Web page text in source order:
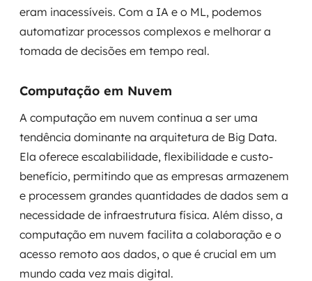
eram inacessíveis. Com a IA e o ML, podemos
automatizar processos complexos e melhorar a
tomada de decisões em tempo real.
Computação em Nuvem
A computação em nuvem continua a ser uma
tendência dominante na arquitetura de Big Data.
Ela oferece escalabilidade, flexibilidade e custo-
benefício, permitindo que as empresas armazenem
e processem grandes quantidades de dados sem a
necessidade de infraestrutura física. Além disso, a
computação em nuvem facilita a colaboração e o
acesso remoto aos dados, o que é crucial em um
mundo cada vez mais digital.